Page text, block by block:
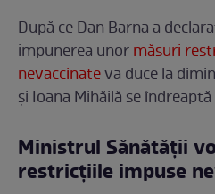
După ce Dan Barna a
impunerea unormăsuri
nevaccinateva duce la
și Ioana Mihăilă se
Ministrul Sănătății
restricțiile impuse